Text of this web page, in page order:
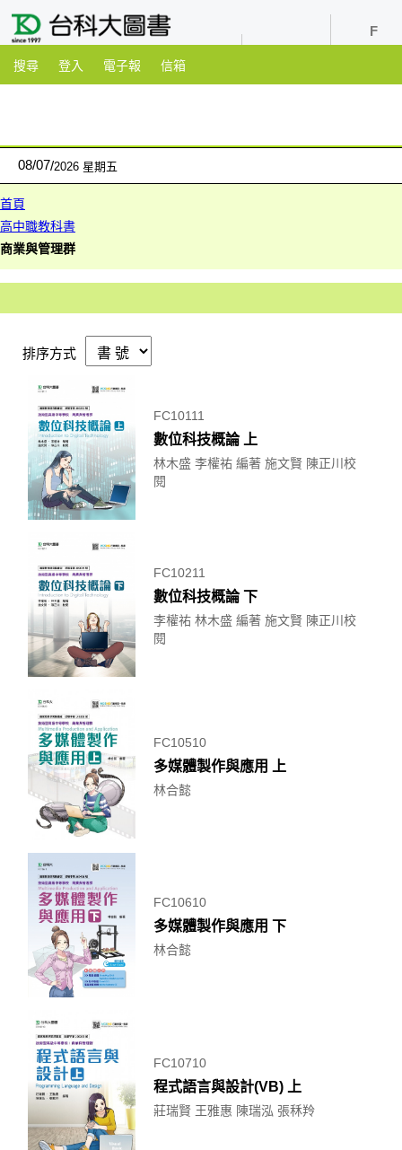
搜尋 登入 電子報 信箱
08/07 2026 星期五
首頁
高中職教科書
商業與管理群
排序方式
FC10111
數位科技概論 上
林木盛 李權祐 編著 施文賢 陳正川校
閱
FC10211
數位科技概論 下
李權祐 林木盛 編著 施文賢 陳正川校
閱
FC10510
多媒體製作與應用 上
林合懿
FC10610
多媒體製作與應用 下
林合懿
FC10710
程式語言與設計(VB) 上
莊瑞賢 王雅惠 陳瑞泓 張秝羚